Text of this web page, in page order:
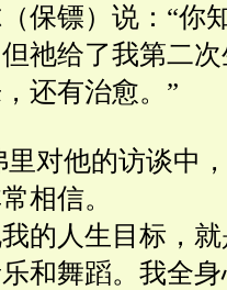
保镖）说：“你
祂给了我第二
还有治愈。”
对他的访谈中
相信。
的人生目标，
和舞蹈。我全